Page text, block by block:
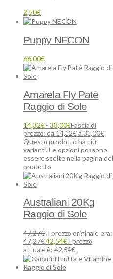
2,50€
Puppy NECON
66,00€
Amarela Fly Paté
Raggio di Sole
14,32€ - 33,00€Fascia di
prezzo: da 14,32€ a 33,00€
Questo prodotto ha più
varianti. Le opzioni possono
essere scelte nella pagina del
prodotto
Australiani 20Kg
Raggio di Sole
47,27€ Il prezzo originale era:
47,27€.42,54€Il prezzo
attuale è: 42,54€.